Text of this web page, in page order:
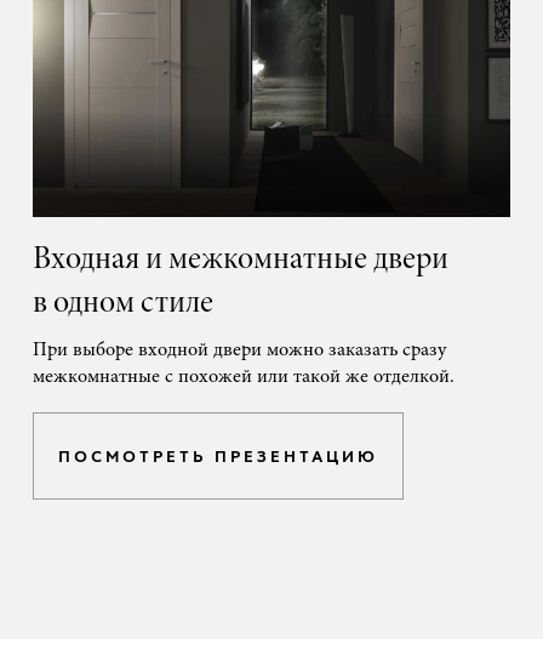
Входная и межкомнатные двери
в одном стиле
При выборе входной двери можно заказать сразу
межкомнатные с похожей или такой же отделкой.
ПОСМОТРЕТЬ ПРЕЗЕНТАЦИЮ